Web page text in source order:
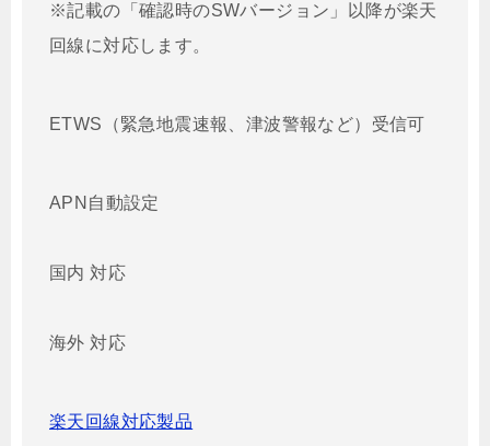
※記載の「確認時のSWバージョン」以降が楽天
回線に対応します。
ETWS（緊急地震速報、津波警報など）受信可
APN自動設定
国内 対応
海外 対応
楽天回線対応製品